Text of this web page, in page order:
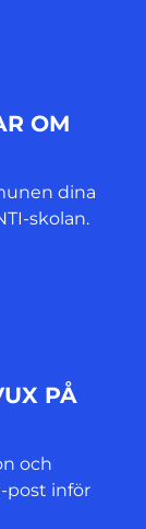
OM
dina
skolan.
PÅ
och
post inför